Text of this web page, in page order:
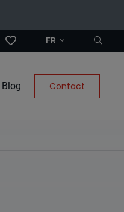
FR
Blog Contact